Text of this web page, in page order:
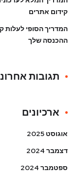
קידום אתרים
המדריך הסופי לעלות
ההכנסה שלך
תגובות
ארכיונים
אוגוסט 2025
דצמבר 2024
ספטמבר 2024